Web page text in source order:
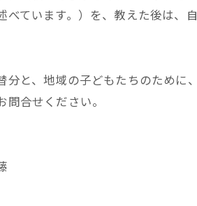
べています。）を、教えた後は、
分と、地域の子どもたちのために
問合せください。